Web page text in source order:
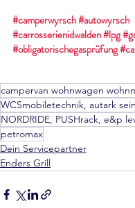
#camperwyrsch#autowyrsch
#carrosserienidwalden#lpg
#obligatorischegasprüfung
petromax
Dein Servicepartner
Enders Grill